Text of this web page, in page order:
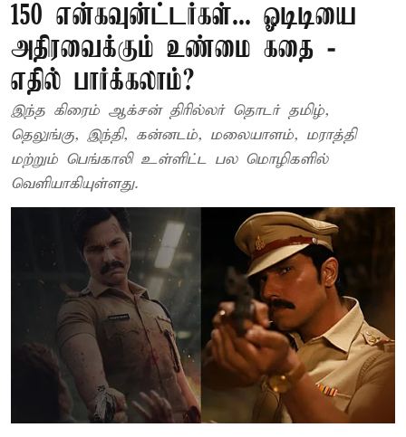
150 என்கவுன்ட்டர்கள்... ஓடிடியை
அதிரவைக்கும் உண்மை கதை -
எதில் பார்க்கலாம்?
இந்த கிரைம் ஆக்சன் திரில்லர் தொடர் தமிழ்,
தெலுங்கு, இந்தி, கன்னடம், மலையாளம், மராத்தி
மற்றும் பெங்காலி உள்ளிட்ட பல மொழிகளில்
வெளியாகியுள்ளது.